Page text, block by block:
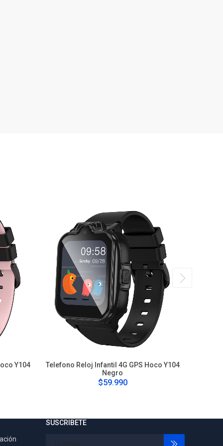
Y104
Telefono Reloj Infantil 4G GPS Hoco Y104
Negro
$59.990
SUSCRIBETE